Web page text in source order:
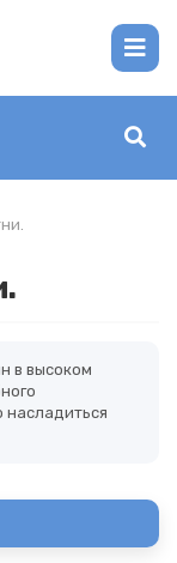
в высоком
насладиться